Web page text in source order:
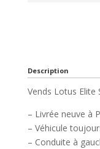
Description
Vends Lotus Elite
– Livrée neuve à
– Véhicule
– Conduite à